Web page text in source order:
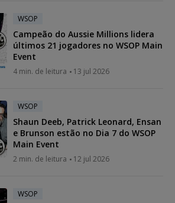
WSOP
Campeão do Aussie Millions lidera
últimos 21 jogadores no WSOP Main
Event
4 min. de leitura 13 jul 2026
WSOP
Shaun Deeb, Patrick Leonard, Ensan
e Brunson estão no Dia 7 do WSOP
Main Event
2 min. de leitura 12 jul 2026
WSOP